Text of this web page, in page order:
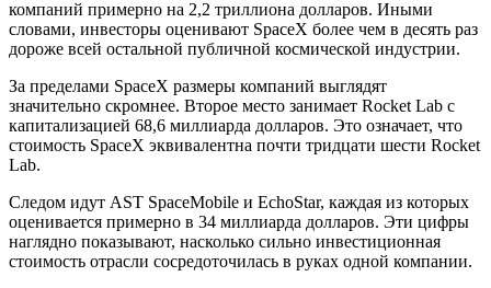
компаний примерно на 2,2 триллиона долларов. Иными
словами, инвесторы оценивают SpaceX более чем в десять раз
дороже всей остальной публичной космической индустрии.
За пределами SpaceX размеры компаний выглядят
значительно скромнее. Второе место занимает Rocket Lab с
капитализацией 68,6 миллиарда долларов. Это означает, что
стоимость SpaceX эквивалентна почти тридцати шести Rocket
Lab.
Следом идут AST SpaceMobile и EchoStar, каждая из которых
оценивается примерно в 34 миллиарда долларов. Эти цифры
наглядно показывают, насколько сильно инвестиционная
стоимость отрасли сосредоточилась в руках одной компании.